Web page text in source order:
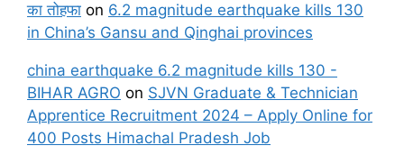
का तोहफा on 6.2 magnitude earthquake kills 130
in China’s Gansu and Qinghai provinces
china earthquake 6.2 magnitude kills 130 -
BIHAR AGRO on SJVN Graduate & Technician
Apprentice Recruitment 2024 – Apply Online for
400 Posts Himachal Pradesh Job